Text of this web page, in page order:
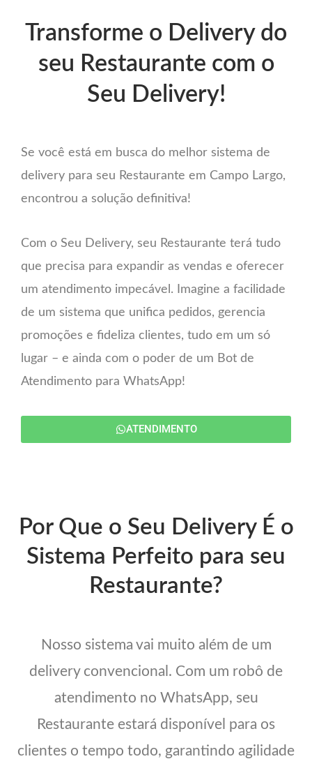
Transforme o Delivery do
seu Restaurante com o
Seu Delivery!
Se você está em busca do melhor sistema de
delivery para seu Restaurante em Campo Largo,
encontrou a solução definitiva!
Com o Seu Delivery, seu Restaurante terá tudo
que precisa para expandir as vendas e oferecer
um atendimento impecável. Imagine a facilidade
de um sistema que unifica pedidos, gerencia
promoções e fideliza clientes, tudo em um só
lugar – e ainda com o poder de um Bot de
Atendimento para WhatsApp!
ATENDIMENTO
Por Que o Seu Delivery É o
Sistema Perfeito para seu
Restaurante?
Nosso sistema vai muito além de um
delivery convencional. Com um robô de
atendimento no WhatsApp, seu
Restaurante estará disponível para os
clientes o tempo todo, garantindo agilidade